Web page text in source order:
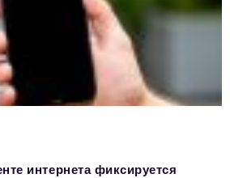
интернета фиксируется